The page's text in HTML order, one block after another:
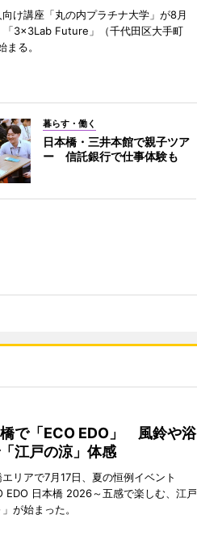
け講座「丸の内プラチナ大学」が8月
「3×3Lab Future」（千代田区大手町
まる。
暮らす・働く
日本橋・三井本館で親子ツア
ー 信託銀行で仕事体験も
橋で「ECO EDO」 風鈴や浴
江戸の涼」体感
エリアで7月17日、夏の恒例イベント
EDO 日本橋 2026～五感で楽しむ、江戸
が始まった。